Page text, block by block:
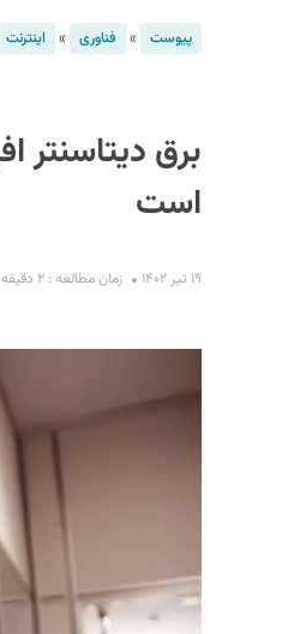
پیوست » فناوری » اینترنت
برق دیتاسنتر
است
۱۹ تیر ۱۴۰۲ زمان مطالعه : ۲ دقیقه